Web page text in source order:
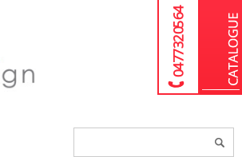
04 77 32 05 64